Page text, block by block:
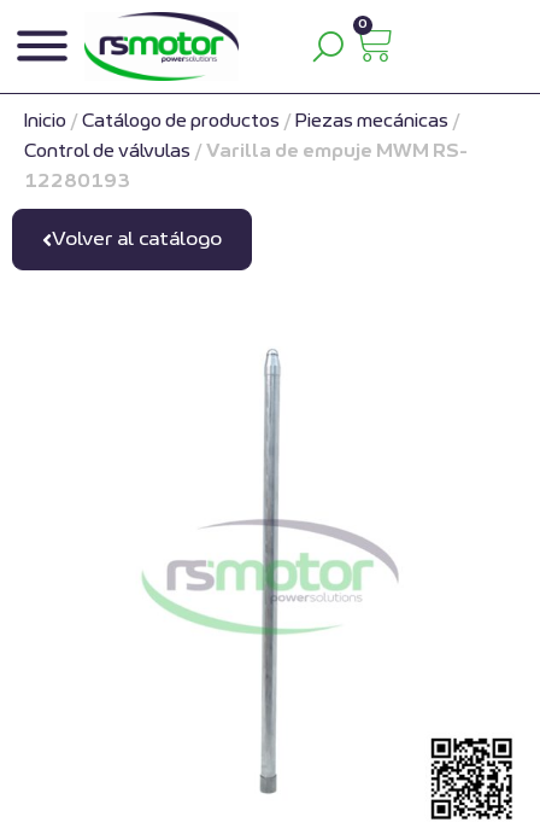
0
Inicio / Catálogo de productos / Piezas mecánicas /
Control de válvulas / Varilla de empuje MWM RS-
12280193
Volver al catálogo